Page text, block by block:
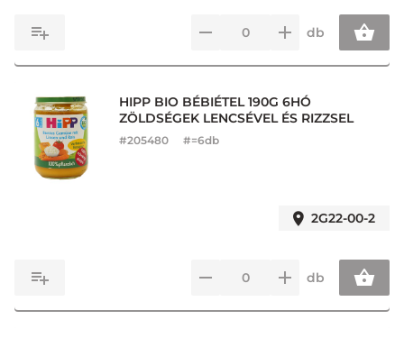
db
HIPP BIO BÉBIÉTEL 190G 6HÓ
ZÖLDSÉGEK LENCSÉVEL ÉS RIZZSEL
#205480 #=6db
2G22-00-2
db